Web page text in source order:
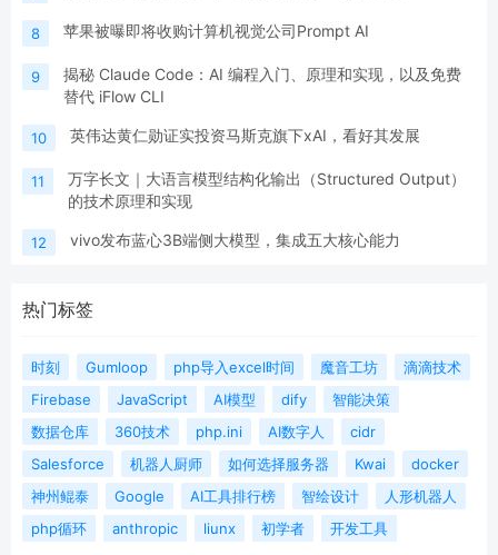
8 苹果被曝即将收购计算机视觉公司Prompt AI
9
揭秘 Claude Code：AI 编程入门、原理和实现，以及免费
替代 iFlow CLI
10 英伟达黄仁勋证实投资马斯克旗下xAI，看好其发展
11
万字长文｜大语言模型结构化输出（Structured Output）
的技术原理和实现
12 vivo发布蓝心3B端侧大模型，集成五大核心能力
热门标签
时刻 Gumloop php导入excel时间 魔音工坊
滴滴技术
Firebase
JavaScript AI模型 dify
智能决策
数据仓库
360技术 php.ini AI数字人
cidr
Salesforce
机器人厨师 如何选择服务器 Kwai
docker
神州鲲泰
Google AI工具排行榜 智绘设计
人形机器人
php循环
anthropic liunx 初学者 开发工具